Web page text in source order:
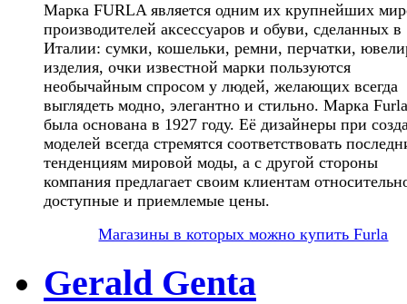
Марка FURLA является одним их крупнейших
производителей аксессуаров и обуви, сделанных в
Италии: сумки, кошельки, ремни, перчатки,
изделия, очки известной марки пользуются
необычайным спросом у людей, желающих всегда
выглядеть модно, элегантно и стильно. Марка Furla
была основана в 1927 году. Её дизайнеры при
моделей всегда стремятся соответствовать
тенденциям мировой моды, а с другой стороны
компания предлагает своим клиентам
доступные и приемлемые цены.
Магазины в которых можно купить Furla
Gerald Genta